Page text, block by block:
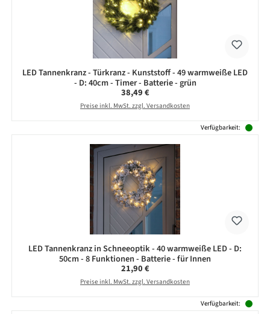
LED Tannenkranz - Türkranz - Kunststoff - 49 warmweiße LED
- D: 40cm - Timer - Batterie - grün
Regulärer Preis:
38,49 €
Preise inkl. MwSt. zzgl. Versandkosten
Verfügbarkeit:
LED Tannenkranz in Schneeoptik - 40 warmweiße LED - D:
50cm - 8 Funktionen - Batterie - für Innen
Regulärer Preis:
21,90 €
Preise inkl. MwSt. zzgl. Versandkosten
Verfügbarkeit: